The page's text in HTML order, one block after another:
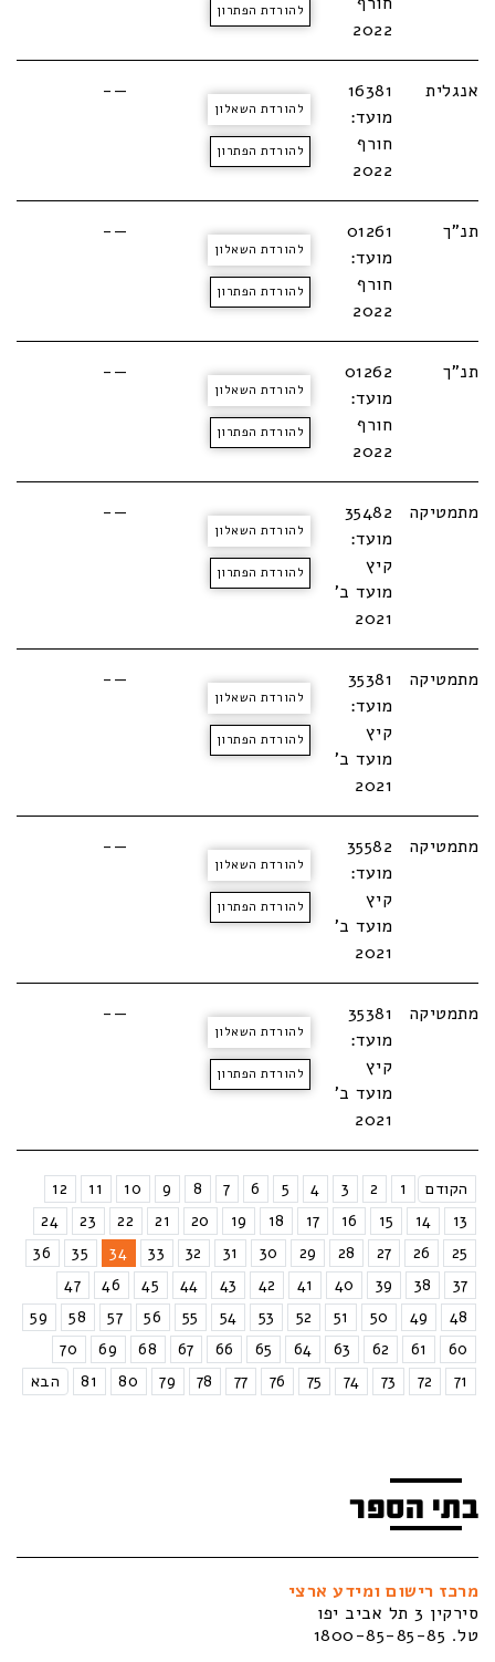
2022
להורדת הפתרון
אנגלית
16381
מועד:
חורף
2022
להורדת השאלון
להורדת הפתרון
—-
תנ"ך
01261
מועד:
חורף
2022
להורדת השאלון
להורדת הפתרון
—-
תנ"ך
01262
מועד:
חורף
2022
להורדת השאלון
להורדת הפתרון
—-
מתמטיקה
35482
מועד:
קיץ
מועד ב'
2021
להורדת השאלון
להורדת הפתרון
—-
מתמטיקה
35381
מועד:
קיץ
מועד ב'
2021
להורדת השאלון
להורדת הפתרון
—-
מתמטיקה
35582
מועד:
קיץ
מועד ב'
2021
להורדת השאלון
להורדת הפתרון
—-
מתמטיקה
35381
מועד:
קיץ
מועד ב'
2021
להורדת השאלון
להורדת הפתרון
—-
הקודם 1
2
3
4
5
6
7
8
9
10
11
12
13
14
15
16
17
18
19
20
21
22
23
24
25
26
27
28
29
30
31
32
33
34
35
36
37
38
39
40
41
42
43
44
45
46
47
48
49
50
51
52
53
54
55
56
57
58
59
60
61
62
63
64
65
66
67
68
69
70
71
72
73
74
75
76
77
78
79
80
81 הבא
בתי הספר
מרכז רישום ומידע ארצי
סירקין 3 תל אביב יפו
טל. 1800-85-85-85